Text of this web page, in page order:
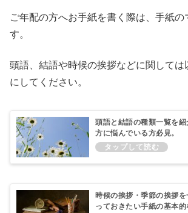
ご年配の方へお手紙を書く際は、手紙の
す。
頭語、結語や時候の挨拶などに関しては
にしてください。
頭語と結語の種類一覧を
方に悩んでいる方必見。
時候の挨拶・季節の挨拶
っておきたい手紙の基本